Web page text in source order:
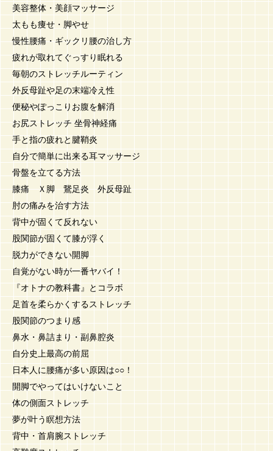
美容整体・美顔マッサージ
太もも痩せ・脚やせ
慢性腰痛・ギックリ腰の治し方
疲れが取れてぐっすり眠れる
毎朝のストレッチルーティン
外反母趾や足の末端冷え性
便秘やぽっこりお腹を解消
お尻ストレッチ 坐骨神経痛
手と指の疲れと腱鞘炎
自分で簡単に出来る耳マッサージ
骨盤を立てる方法
膝痛 Ｘ脚 鵞足炎 外反母趾
肘の痛みを治す方法
背中が固くて反れない
股関節が固くて膝が浮く
脱力ができない開脚
自覚がない時が一番ヤバイ！
『オトナの教科書』とコラボ
足首を柔らかくするストレッチ
股関節のつまり感
鼻水・鼻詰まり・副鼻腔炎
自分史上最高の前屈
日本人に腰痛が多い原因は○○！
開脚でやってはいけないこと
体の側面ストレッチ
夢が叶う瞑想方法
背中・首肩腕ストレッチ